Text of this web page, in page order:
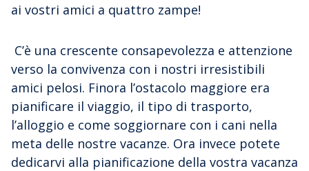
ai vostri amici a quattro zampe!
C’è una crescente consapevolezza e attenzione
verso la convivenza con i nostri irresistibili
amici pelosi. Finora l’ostacolo maggiore era
pianificare il viaggio, il tipo di trasporto,
l’alloggio e come soggiornare con i cani nella
meta delle nostre vacanze. Ora invece potete
dedicarvi alla pianificazione della vostra vacanza